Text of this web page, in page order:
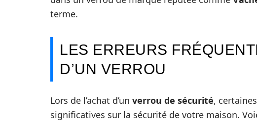
terme.
LES ERREURS
D’UN VERROU
Lors de l’achat d’un verrou de sécurité,
significatives sur la sécurité de votre maison.